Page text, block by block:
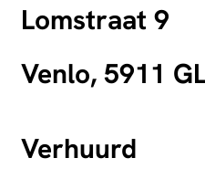
Lomstraat 9
Venlo, 5911
Verhuurd